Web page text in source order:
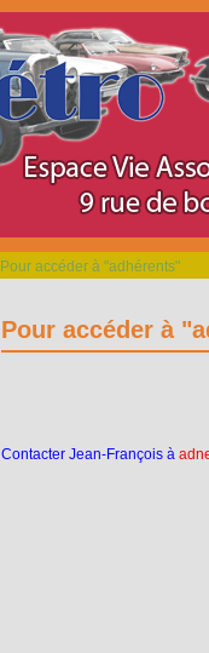
Pour accéder à "adhérents"
Pour accéder à
Contacter Jean-François à